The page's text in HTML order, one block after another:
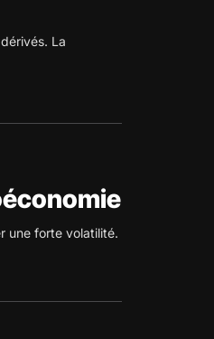
La
une forte volatilité.